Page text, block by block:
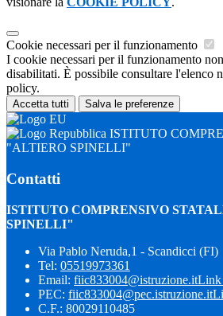
Cookie necessari per il funzionamento
I cookie necessari per il funzionamento
disabilitati. È possibile consultare l'elenco
policy.
Accetta tutti Salva le preferenze
ISTITUTO
"ALTIERO SPINELLI"
Contatti
ISTITUTO COMPRENSIVO
SPINELLI"
Via Pablo Neruda,1 - Scandicci (FI)
Tel: 05519973361
Email: fiic833004@istruzione.itLink
PEC: fiic833004@pec.istruzione.it
C.F.: 80029110485